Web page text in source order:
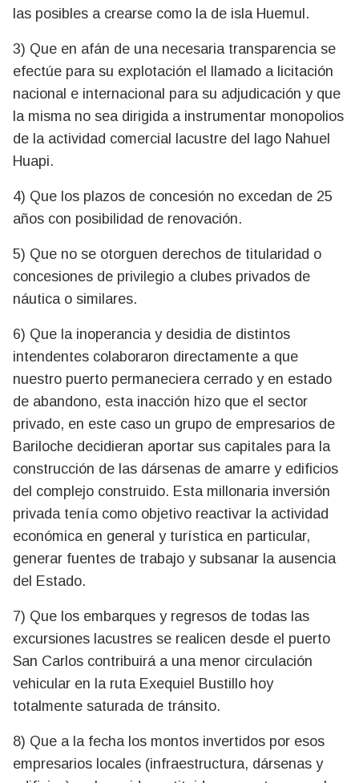
las posibles a crearse como la de isla Huemul.
3) Que en afán de una necesaria transparencia se
efectúe para su explotación el llamado a licitación
nacional e internacional para su adjudicación y que
la misma no sea dirigida a instrumentar monopolios
de la actividad comercial lacustre del lago Nahuel
Huapi.
4) Que los plazos de concesión no excedan de 25
años con posibilidad de renovación.
5) Que no se otorguen derechos de titularidad o
concesiones de privilegio a clubes privados de
náutica o similares.
6) Que la inoperancia y desidia de distintos
intendentes colaboraron directamente a que
nuestro puerto permaneciera cerrado y en estado
de abandono, esta inacción hizo que el sector
privado, en este caso un grupo de empresarios de
Bariloche decidieran aportar sus capitales para la
construcción de las dársenas de amarre y edificios
del complejo construido. Esta millonaria inversión
privada tenía como objetivo reactivar la actividad
económica en general y turística en particular,
generar fuentes de trabajo y subsanar la ausencia
del Estado.
7) Que los embarques y regresos de todas las
excursiones lacustres se realicen desde el puerto
San Carlos contribuirá a una menor circulación
vehicular en la ruta Exequiel Bustillo hoy
totalmente saturada de tránsito.
8) Que a la fecha los montos invertidos por esos
empresarios locales (infraestructura, dársenas y